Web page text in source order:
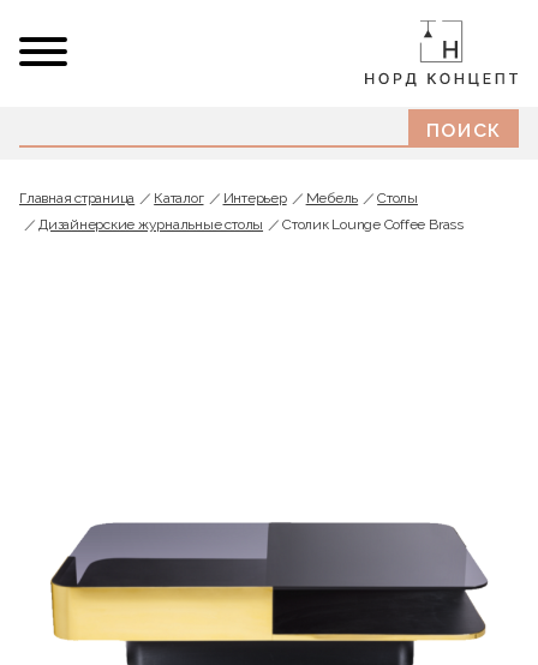
Главная страница Каталог Интерьер Мебель
Cтолы
Дизайнерские журнальные столы
Столик Lounge Coffee Brass